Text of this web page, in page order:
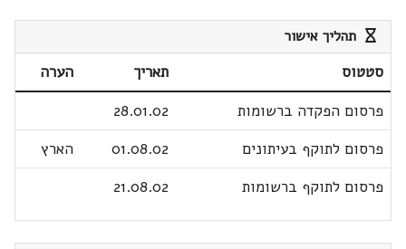
תהליך אישור
סטטוס תאריך
הערה
פרסום הפקדה ברשומות
28.01.02
פרסום לתוקף בעיתונים
01.08.02
הארץ
פרסום לתוקף ברשומות
21.08.02